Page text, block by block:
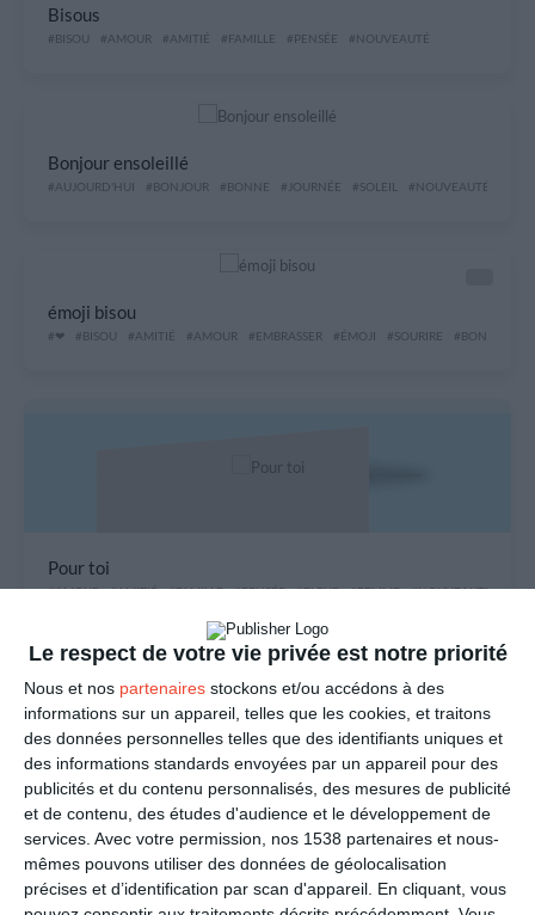
Le respect de votre vie privée est notre priorité
Nous et nos partenaires stockons et/ou accédons à des
informations sur un appareil, telles que les cookies, et traitons
des données personnelles telles que des identifiants uniques et
des informations standards envoyées par un appareil pour des
publicités et du contenu personnalisés, des mesures de publicité
et de contenu, des études d'audience et le développement de
services. Avec votre permission, nos 1538 partenaires et nous-
mêmes pouvons utiliser des données de géolocalisation
précises et d’identification par scan d'appareil. En cliquant, vous
Bisous
#BISOU #AMOUR #AMITIÉ #FAMILLE #PENSÉE #NOUVEAUTÉ
Bonjour ensoleillé
#AUJOURD'HUI #BONJOUR #BONNE #JOURNÉE #SOLEIL #NOUVEAUTÉ
émoji bisou
#❤ #BISOU #AMITIÉ #AMOUR #EMBRASSER #ÉMOJI #SOURIRE #BONHEUR
Pour toi
#AMOUR #AMITIÉ #FAMILLE #PENSÉE #FLEUR #FEMME #NOUVEAUTÉ
Je pense à toi
#AMOUR #PENSÉE #FLEUR #AUJOURD'HUI #GENTILLESSE #DESSIN
Des bisous pour Maman
#FÊTE-DES-MÈRES #MÈRE #MAMAN #MIGNON #NOUVEAUTÉ #TENDRESSE